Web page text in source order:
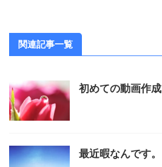
関連記事一覧
初めての動画作成
最近暇なんです。